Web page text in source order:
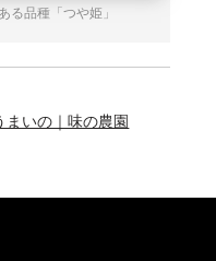
る品種「つや姫」
まいの｜味の農園